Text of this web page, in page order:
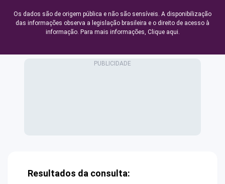
Os dados são de origem pública e não são sensíveis. A disponibilização
das informações observa a legislação brasileira e o direito de acesso à
informação. Para mais informações, Clique aqui.
Resultados da consulta: